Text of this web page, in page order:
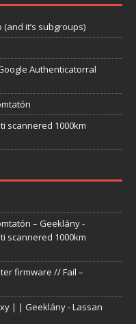
it’s subgroups)
Authenticatorral
scannered 1000km
– Geeklány-
scannered 1000km
firmware // Fail –
| | Geeklány-Lassan